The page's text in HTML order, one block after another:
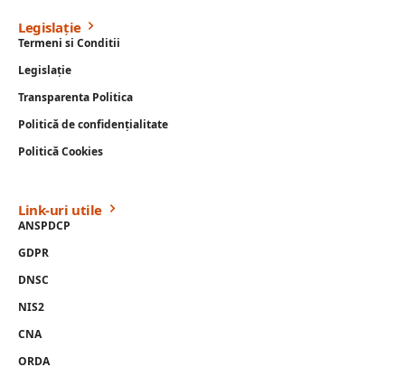
Legislație
Termeni si Conditii
Legislație
Transparenta Politica
Politică de confidențialitate
Politică Cookies
Link-uri utile
ANSPDCP
GDPR
DNSC
NIS2
CNA
ORDA